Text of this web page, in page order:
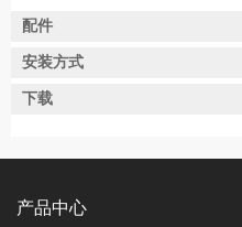
配件
安装方式
下载
产品中心